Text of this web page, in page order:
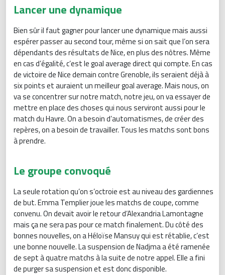
Lancer une dynamique
Bien sûr il faut gagner pour lancer une dynamique mais aussi
espérer passer au second tour, même si on sait que l’on sera
dépendants des résultats de Nice, en plus des nôtres. Même
en cas d’égalité, c’est le goal average direct qui compte. En cas
de victoire de Nice demain contre Grenoble, ils seraient déjà à
six points et auraient un meilleur goal average. Mais nous, on
va se concentrer sur notre match, notre jeu, on va essayer de
mettre en place des choses qui nous serviront aussi pour le
match du Havre. On a besoin d’automatismes, de créer des
repères, on a besoin de travailler. Tous les matchs sont bons
à prendre.
Le groupe convoqué
La seule rotation qu’on s’octroie est au niveau des gardiennes
de but. Emma Templier joue les matchs de coupe, comme
convenu. On devait avoir le retour d’Alexandria Lamontagne
mais ça ne sera pas pour ce match finalement. Du côté des
bonnes nouvelles, on a Héloïse Mansuy qui est rétablie, c’est
une bonne nouvelle. La suspension de Nadjma a été ramenée
de sept à quatre matchs à la suite de notre appel. Elle a fini
de purger sa suspension et est donc disponible.